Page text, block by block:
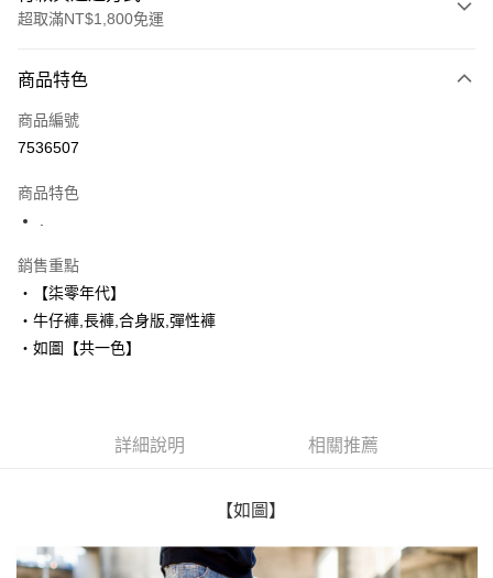
超取滿NT$1,800免運
信用卡一次付款
超商取貨付款
街口支付
悠遊付
Google Pay
AFTEE先享後付是「在收到商品之後才付款」的支付方式。 讓您購物簡單
２．便利：只要手機號碼，簡訊認證，即可結帳。
【「AFTEE先享後付」結帳流程】
每筆NT$80，滿NT$1,800(含以上)免運費
商品特色
商品編號
7536507
商品特色
銷售重點
‧【柒零年代】
‧牛仔褲,長褲,合身版,彈性褲
‧如圖【共一色】
詳細說明 相關推薦
【如圖】